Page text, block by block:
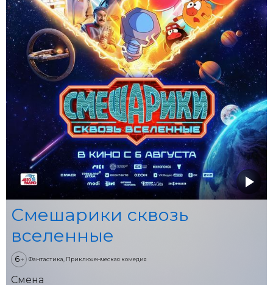
Смешарики сквозь
вселенные
6+ Фантастика, Приключенческая комедия
Смена